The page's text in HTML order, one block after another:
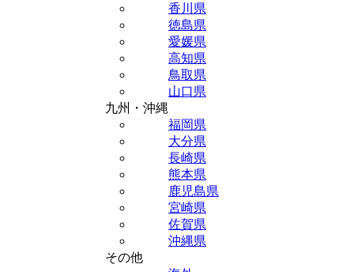
香川県
徳島県
愛媛県
高知県
鳥取県
山口県
九州・沖縄
福岡県
大分県
長崎県
熊本県
鹿児島県
宮崎県
佐賀県
沖縄県
その他